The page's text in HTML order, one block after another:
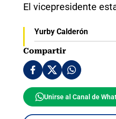
El vicepresidente
Yurby Calderón
Compartir
Unirse al Canal de